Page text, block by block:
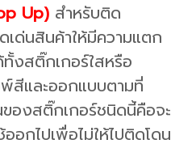
Up) สำหรับติด
เด่นสินค้าให้มีความแตก
งสติ๊กเกอร์ใสหรือ
สีและออกแบบตามที่
องสติ๊กเกอร์ชนิดนี้คือจะ
อกไปเพื่อไม่ให้ไปติดโดน